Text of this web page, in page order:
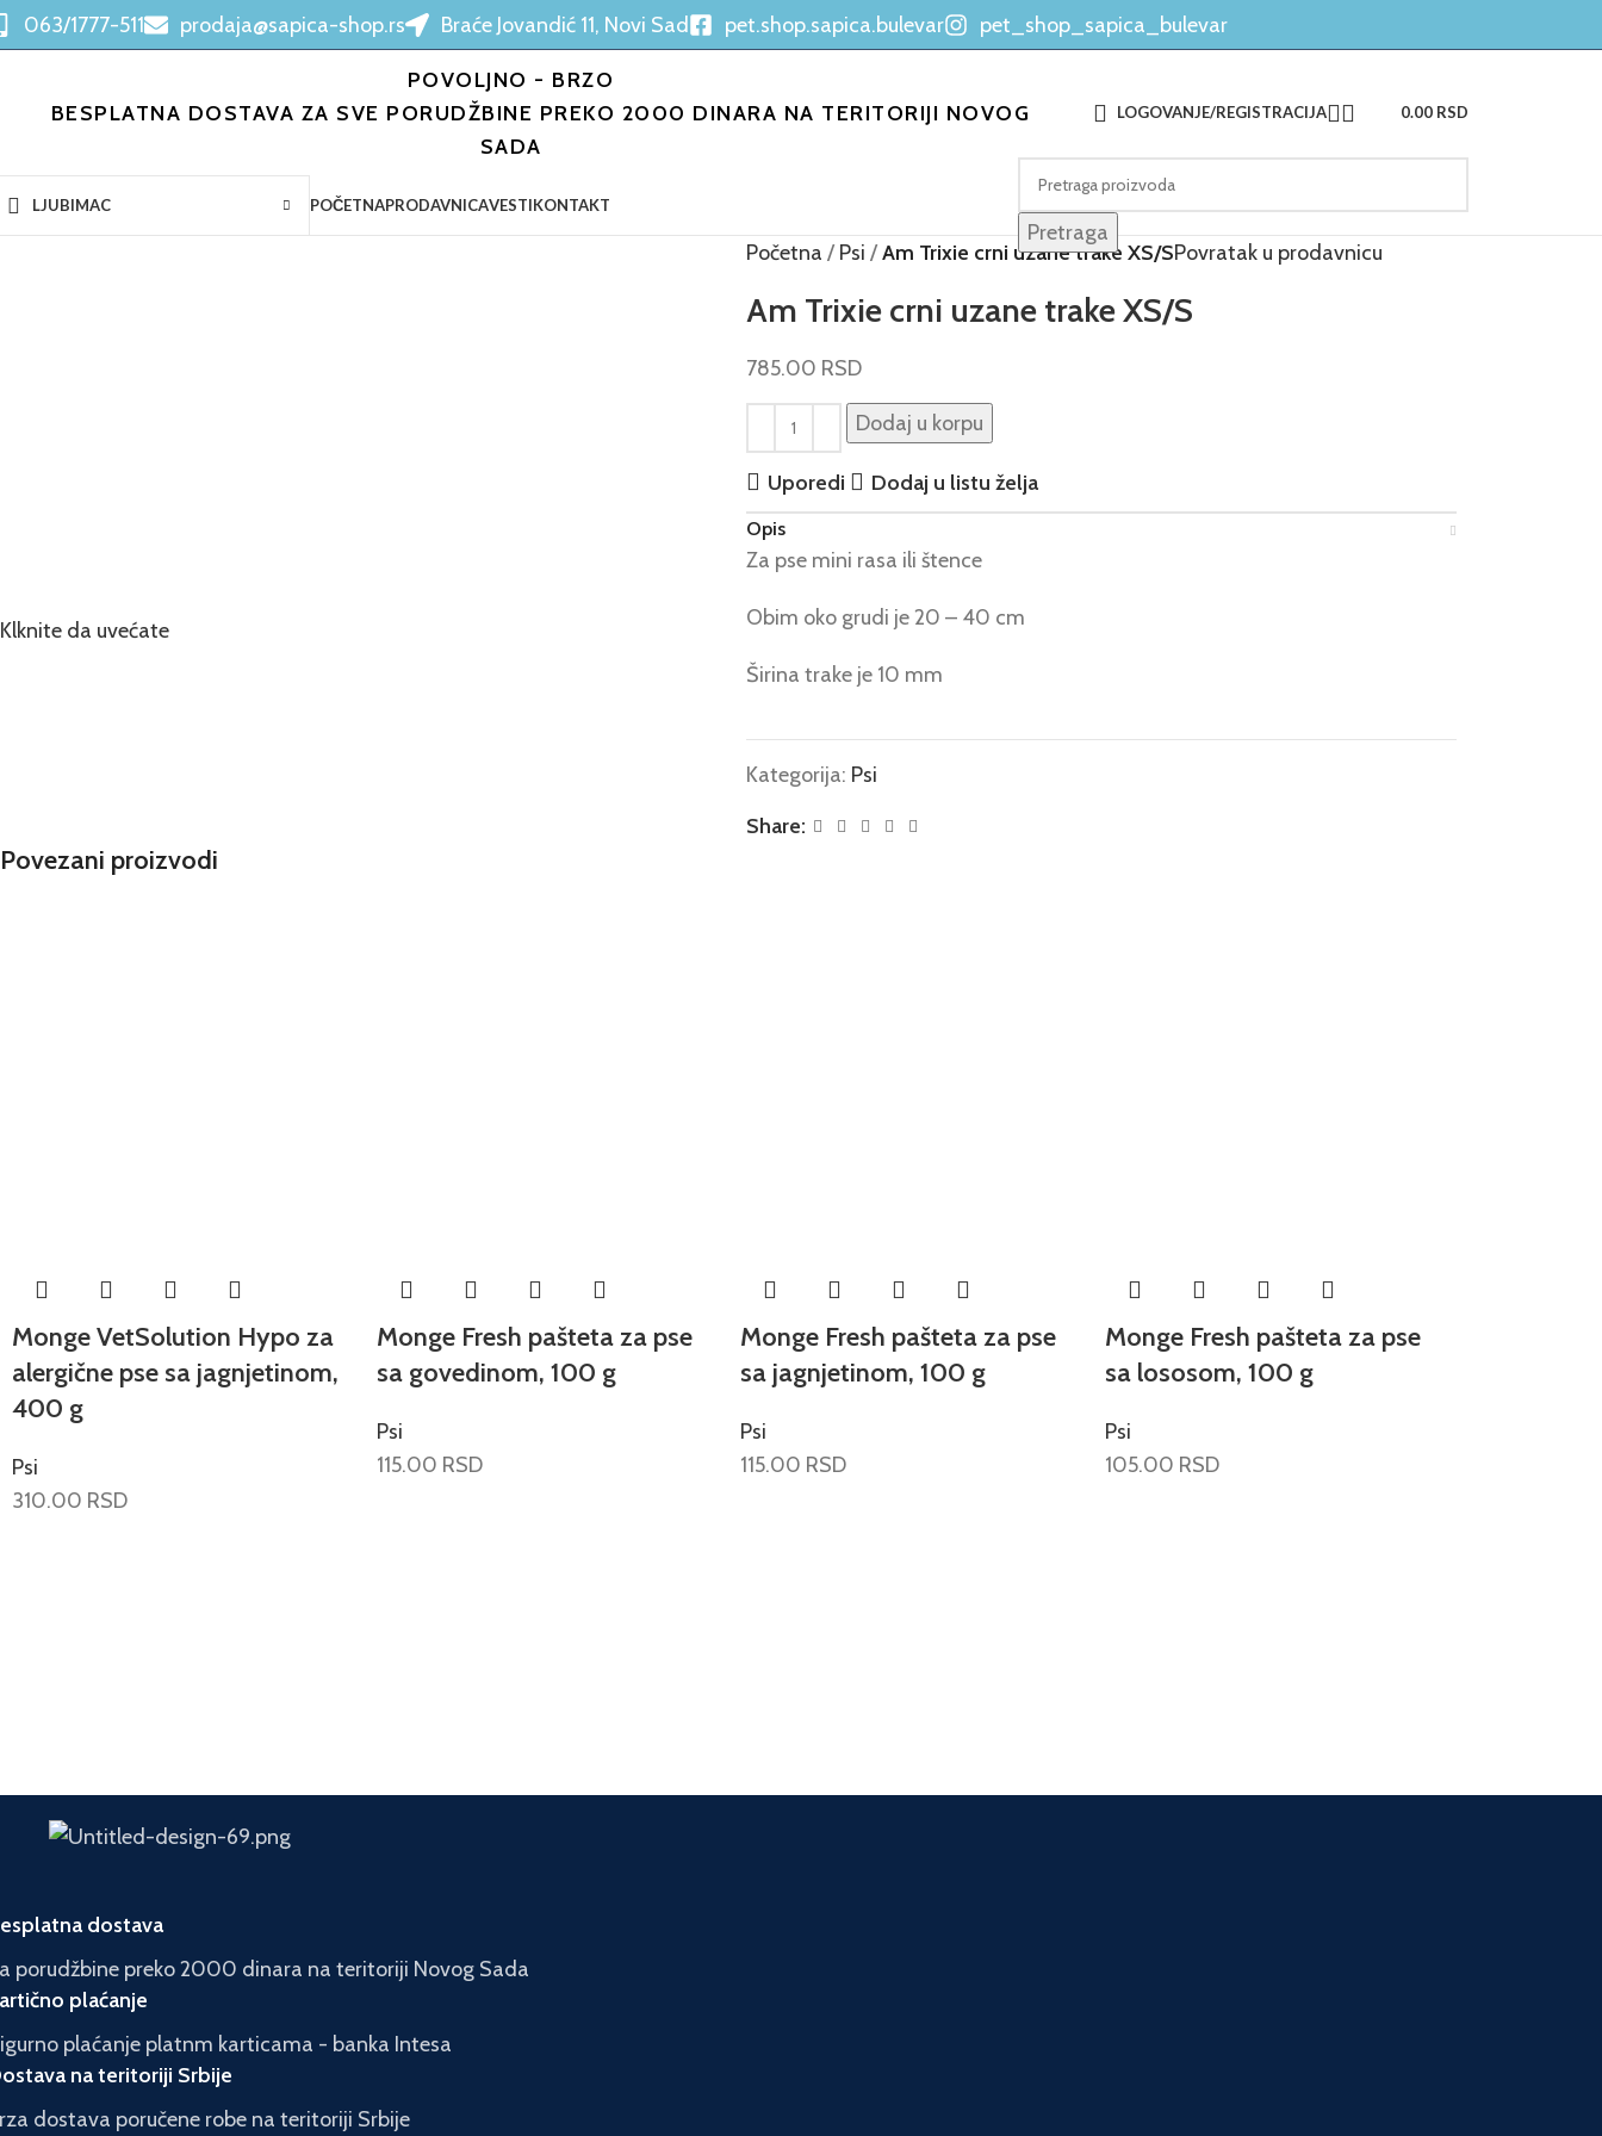
063/1777-511 prodaja@sapica-shop.rs Braće Jovandić 11, Novi Sad pet.shop.sapica.bulevar pet_shop_sapica_bulevar
POVOLJNO - BRZO
BESPLATNA DOSTAVA ZA SVE PORUDŽBINE PREKO 2000 DINARA NA TERITORIJI NOVOG
SADA
LOGOVANJE/REGISTRACIJA 0.00 RSD
LJUBIMAC POČETNAPRODAVNICAVESTIKONTAKT
Pretraga
Klknite da uvećate
Početna Psi Am Trixie crni uzane trake XS/SPovratak u prodavnicu
Am Trixie crni uzane trake XS/S
785.00 RSD
Dodaj u korpu
Uporedi Dodaj u listu želja
Opis
Za pse mini rasa ili štence
Obim oko grudi je 20 – 40 cm
Širina trake je 10 mm
Kategorija: Psi
Share:
Povezani proizvodi
Monge VetSolution Hypo za
alergične pse sa jagnjetinom,
400 g
Psi
310.00 RSD
Monge Fresh pašteta za pse
sa govedinom, 100 g
Psi
115.00 RSD
Monge Fresh pašteta za pse
sa jagnjetinom, 100 g
Psi
115.00 RSD
Monge Fresh pašteta za pse
sa lososom, 100 g
Psi
105.00 RSD
dostava
porudžbine preko 2000 dinara na teritoriji Novog Sada
plaćanje
plaćanje platnm karticama - banka Intesa
na teritoriji Srbije
dostava poručene robe na teritoriji Srbije